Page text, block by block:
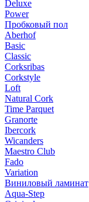
Deluxe
Power
Пробковый пол
Aberhof
Basic
Classic
Corksribas
Corkstyle
Loft
Natural Cork
Time Parquet
Granorte
Ibercork
Wicanders
Мaestro Club
Fado
Variation
Виниловый ламинат
Aqua-Step